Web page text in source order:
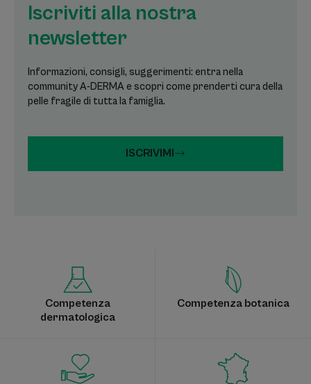
Iscriviti alla nostra
newsletter
Informazioni, consigli, suggerimenti: entra nella
community A-DERMA e scopri come prenderti cura della
pelle fragile di tutta la famiglia.
ISCRIVIMI
Competenza
dermatologica
Competenza botanica